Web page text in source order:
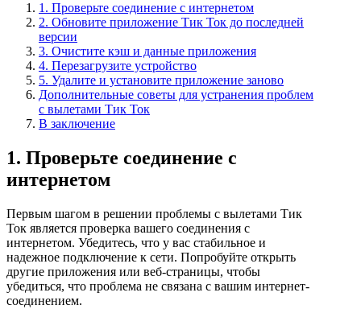
1. Проверьте соединение с интернетом
2. Обновите приложение Тик Ток до последней
версии
3. Очистите кэш и данные приложения
4. Перезагрузите устройство
5. Удалите и установите приложение заново
Дополнительные советы для устранения проблем
с вылетами Тик Ток
В заключение
1. Проверьте соединение с
интернетом
Первым шагом в решении проблемы с вылетами Тик
Ток является проверка вашего соединения с
интернетом. Убедитесь, что у вас стабильное и
надежное подключение к сети. Попробуйте открыть
другие приложения или веб-страницы, чтобы
убедиться, что проблема не связана с вашим интернет-
соединением.